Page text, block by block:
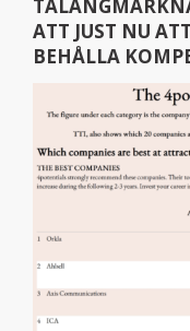
ATT JUST NU
BEHÅLLA